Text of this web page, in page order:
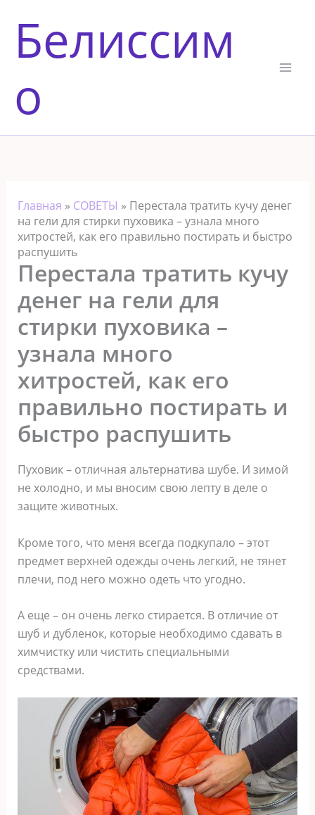
содержимому
Белиссим
о
Главная » СОВЕТЫ » Перестала тратить кучу денег
на гели для стирки пуховика – узнала много
хитростей, как его правильно постирать и быстро
распушить
Перестала тратить кучу
денег на гели для
стирки пуховика –
узнала много
хитростей, как его
правильно постирать и
быстро распушить
Пуховик – отличная альтернатива шубе. И зимой
не холодно, и мы вносим свою лепту в деле о
защите животных.
Кроме того, что меня всегда подкупало – этот
предмет верхней одежды очень легкий, не тянет
плечи, под него можно одеть что угодно.
А еще – он очень легко стирается. В отличие от
шуб и дубленок, которые необходимо сдавать в
химчистку или чистить специальными
средствами.